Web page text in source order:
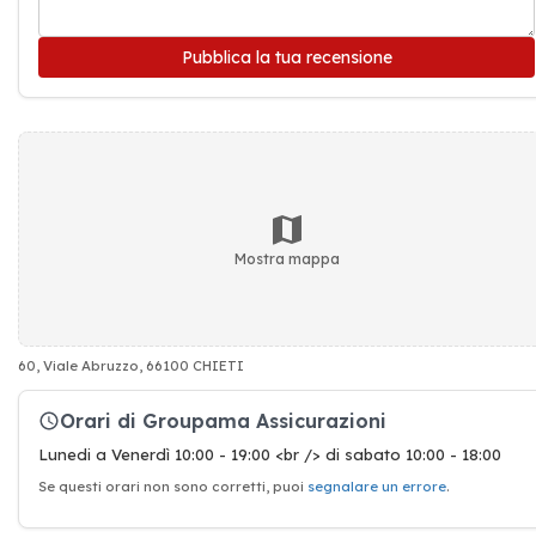
Pubblica la tua recensione
Mostra mappa
60, Viale Abruzzo, 66100 CHIETI
Orari di Groupama Assicurazioni
Lunedi a Venerdì 10:00 - 19:00 <br /> di sabato 10:00 - 18:00
Se questi orari non sono corretti, puoi segnalare un errore.